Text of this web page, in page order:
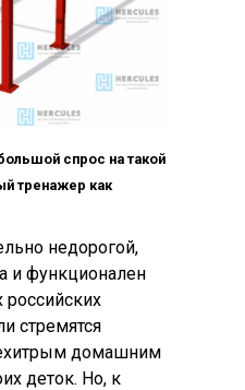
спрос на такой
тренажер как
недорогой,
и функционален
российских
стремятся
домашним
деток. Но, к